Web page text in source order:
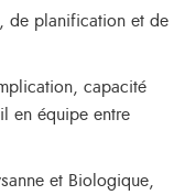
de planification et de
capacité
en équipe entre
et Biologique,